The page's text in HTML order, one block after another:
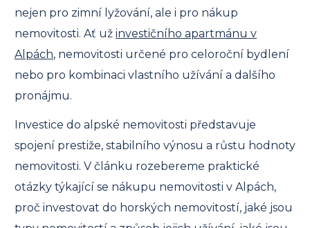
nejen pro zimní lyžování, ale i pro nákup
nemovitosti. Ať už investičního apartmánu v
Alpách, nemovitosti určené pro celoroční bydlení
nebo pro kombinaci vlastního užívání a dalšího
pronájmu.
Investice do alpské nemovitosti představuje
spojení prestiže, stabilního výnosu a růstu hodnoty
nemovitosti. V článku rozebereme praktické
otázky týkající se nákupu nemovitosti v Alpách,
proč investovat do horských nemovitostí, jaké jsou